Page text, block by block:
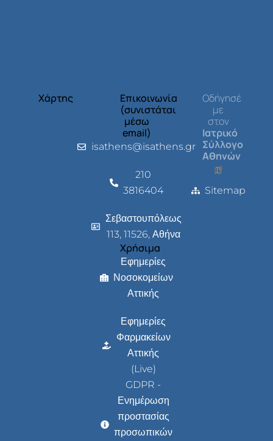
Χάρτης
Επικοινωνία
(συνιστάται
μέσω
email)
isathens@isathens.gr
210
3816404
Σεβαστουπόλεως
113, 11526, Αθήνα
Χρήσιμα
Εφημερίες
Νοσοκομείων
Αττικής
Εφημερίες
Φαρμακείων
Αττικής
(Live)
GDPR -
Ενημέρωση
προστασίας
προσωπικών
Οδήγησέ
με
στον
Ιατρικό
Σύλλογο
Αθηνών
Sitemap